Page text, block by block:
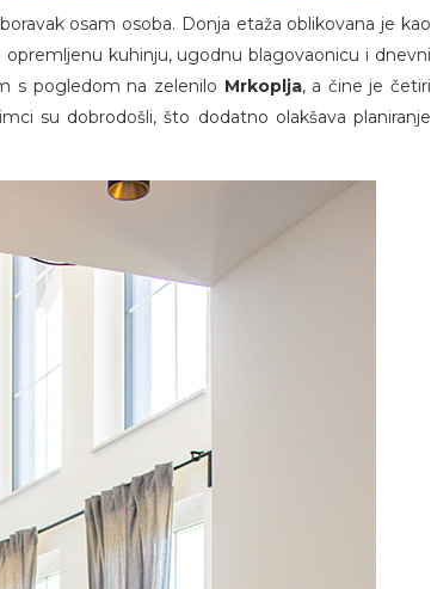
osam osoba. Donja etaža oblikovana je kao
kuhinju, ugodnu blagovaonicu i dnevni
s pogledom na zelenilo Mrkoplja, a čine je četiri
su dobrodošli, što dodatno olakšava planiranje